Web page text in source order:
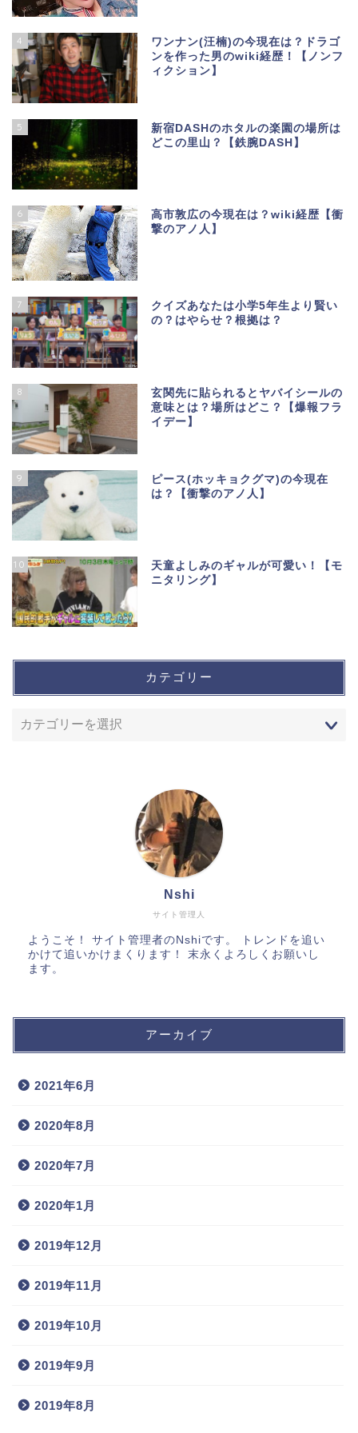
4
ワンナン(汪楠)の今現在は？ドラゴ
ンを作った男のwiki経歴！【ノンフ
ィクション】
5
新宿DASHのホタルの楽園の場所は
どこの里山？【鉄腕DASH】
6
高市敦広の今現在は？wiki経歴【衝
撃のアノ人】
7
クイズあなたは小学5年生より賢い
の？はやらせ？根拠は？
8
玄関先に貼られるとヤバイシールの
意味とは？場所はどこ？【爆報フラ
イデー】
9
ピース(ホッキョクグマ)の今現在
は？【衝撃のアノ人】
10
天童よしみのギャルが可愛い！【モ
ニタリング】
カテゴリー
サイト管理人
Nshi
ようこそ！ サイト管理者のNshiです。 トレンドを追い
かけて追いかけまくります！ 末永くよろしくお願いし
ます。
アーカイブ
2021年6月
2020年8月
2020年7月
2020年1月
2019年12月
2019年11月
2019年10月
2019年9月
2019年8月